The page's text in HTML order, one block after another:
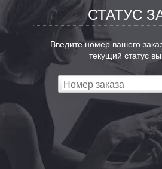
СТАТУС
Введите номер вашего
текущий статус